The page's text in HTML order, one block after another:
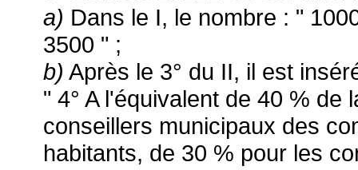
a) Dans le I, le nombre : "
3500 " ;
b) Après le 3° du II, il est
" 4° A l'équivalent de 40 % de
conseillers municipaux des
habitants, de 30 % pour les